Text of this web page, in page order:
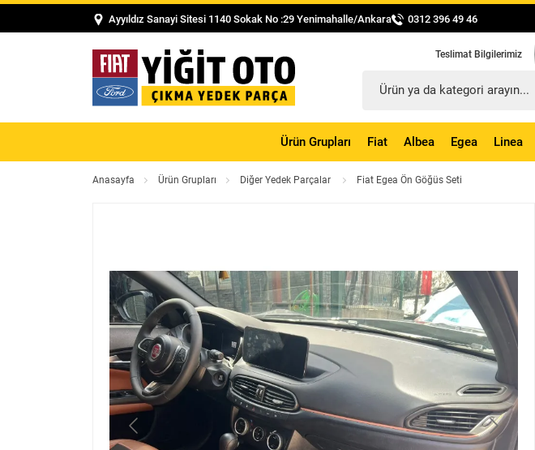
Ayyıldız Sanayi Sitesi 1140 Sokak No :29 Yenimahalle/Ankara 0312 396 49 46
Teslimat Bilgilerimiz
Ürün Grupları Fiat Albea Egea Linea
Anasayfa Ürün Grupları Diğer Yedek Parçalar Fiat Egea Ön Göğüs Seti